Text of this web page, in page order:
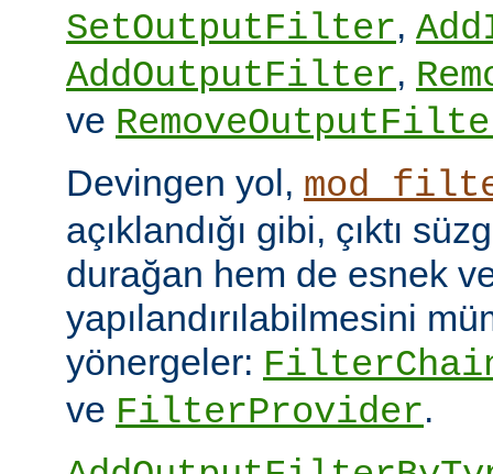
SetOutputFilter,
AddOutputFilter,
ve
Devingen yol,
açıklandığı gibi, çıktı
durağan hem de esnek
yapılandırılabilmesini
yönergeler:
ve FilterProvider.